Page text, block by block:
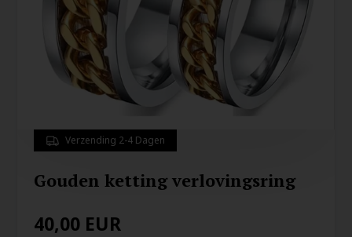
Verzending 2-4 Dagen
Gouden ketting verlovingsring
40,00 EUR